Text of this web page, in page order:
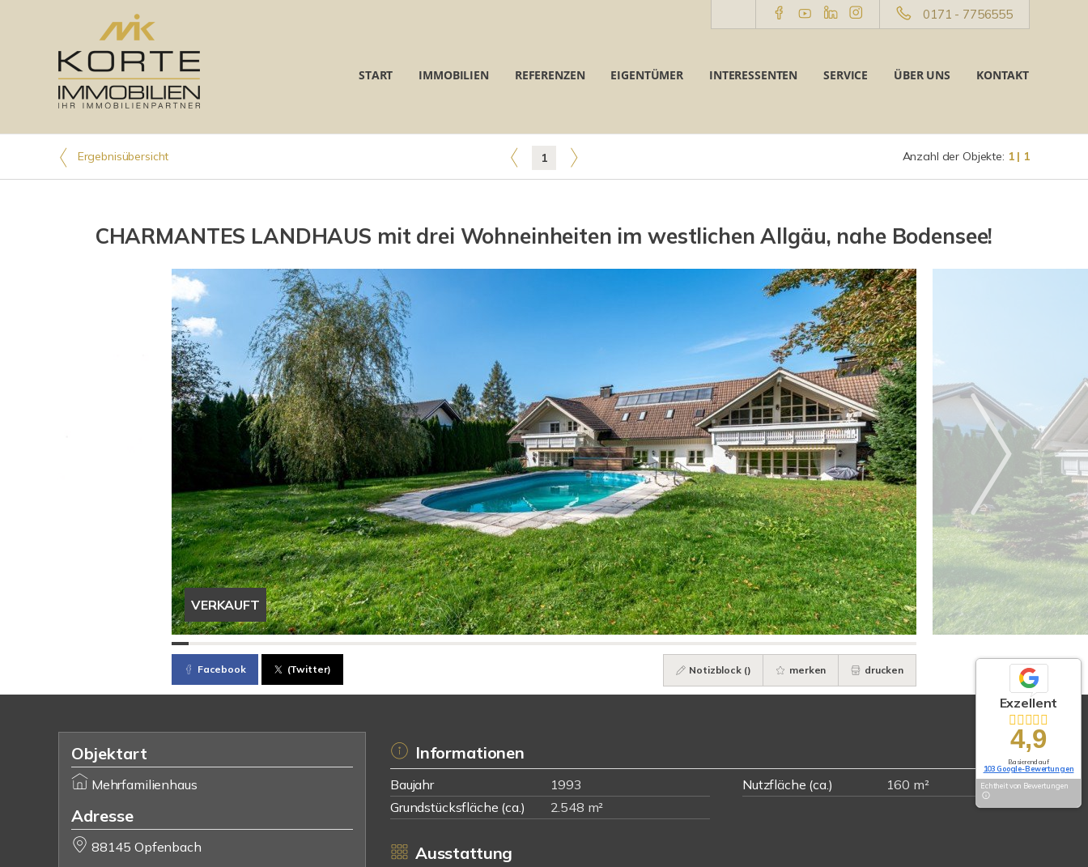
0171 - 7756555
START IMMOBILIEN REFERENZEN EIGENTÜMER INTERESSENTEN SERVICE ÜBER UNS KONTAKT
Ergebnisübersicht 1 Anzahl der Objekte: 1 | 1
CHARMANTES LANDHAUS mit drei Wohneinheiten im westlichen Allgäu, nahe Bodensee!
VERKAUFT
Facebook (Twitter) Notizblock () merken drucken
Objektart
Mehrfamilienhaus
Adresse
88145 Opfenbach
Informationen
Baujahr 1993 Nutzfläche (ca.)
160 m²
Grundstücksfläche (ca.)
2.548 m²
Ausstattung
Exzellent
4,9
Basierend auf
103 Google-Bewertungen
Echtheit von Bewertungen